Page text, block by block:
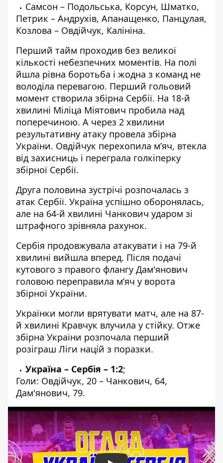
Самсон – Подольська, Корсун, Шматко,
Петрик – Андрухів, Апанащенко, Панцулая,
Козлова – Овдійчук, Калініна.
Перший тайм проходив без великої
кількості небезпечних моментів. На полі
йшла рівна боротьба і жодна з команд не
володіла перевагою. Перший гольовий
момент створила збірна Сербії. На 18-й
хвилині Міліца Міятович пробила над
поперечиною. А через 2 хвилини
результативну атаку провела збірна
України. Овдійчук перехопила м’яч, втекла
від захисниць і переграла голкіперку
збірної Сербії.
Друга половина зустрічі розпочалась з
атак Сербії. Україна успішно оборонялась,
але на 64-й хвилині Чанкович ударом зі
штрафного зрівняла рахунок.
Сербія продовжувала атакувати і на 79-й
хвилині вийшла вперед. Після подачі
кутового з правого флангу Дам'янович
головою переправила м’яч у ворота
збірної України.
Українки могли врятувати матч, але на 87-
й хвилині Кравчук влучила у стійку. Отже
збірна України розпочала перший
розіграш Ліги націй з поразки.
Україна – Сербія – 1:2;
Голи: Овдійчук, 20 – Чанкович, 64,
Дам'янович, 79.